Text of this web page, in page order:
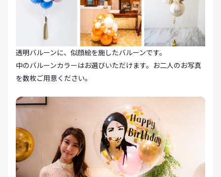
透明バルーンに、似顔絵を施したバルーンです。
中のバルーンカラーはお選びいただけます。お二人のお写真
を数枚ご用意ください。